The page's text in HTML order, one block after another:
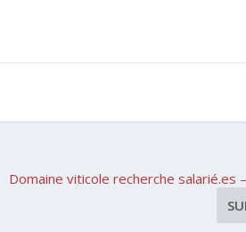
Domaine viticole recherche salarié.es